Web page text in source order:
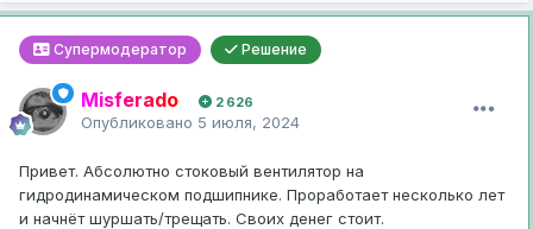
Супермодератор Решение
Misferado 2 626
Опубликовано 5 июля, 2024
Привет. Абсолютно стоковый вентилятор на
гидродинамическом подшипнике. Проработает несколько лет
и начнёт шуршать/трещать. Своих денег стоит.